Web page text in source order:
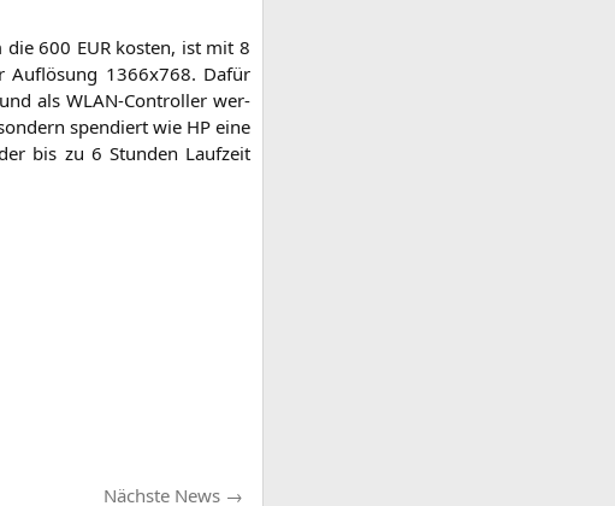
die 600 EURkos­ten, ist mit 8
Auf­lö­sung 1366x768. Dafür
als WLAN-Con­trol­ler wer­
spen­diert wie HP eine
bis zu 6 Stun­den Lauf­zeit
Nächste News